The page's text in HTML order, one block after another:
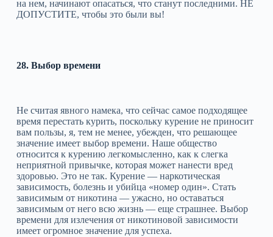
на нем, начинают опасаться, что станут последними. НЕ
ДОПУСТИТЕ, чтобы это были вы!
28. Выбор времени
Не считая явного намека, что сейчас самое подходящее
время перестать курить, поскольку курение не приносит
вам пользы, я, тем не менее, убежден, что решающее
значение имеет выбор времени. Наше общество
относится к курению легкомысленно, как к слегка
неприятной привычке, которая может нанести вред
здоровью. Это не так. Курение — наркотическая
зависимость, болезнь и убийца «номер один». Стать
зависимым от никотина — ужасно, но оставаться
зависимым от него всю жизнь — еще страшнее. Выбор
времени для излечения от никотиновой зависимости
имеет огромное значение для успеха.